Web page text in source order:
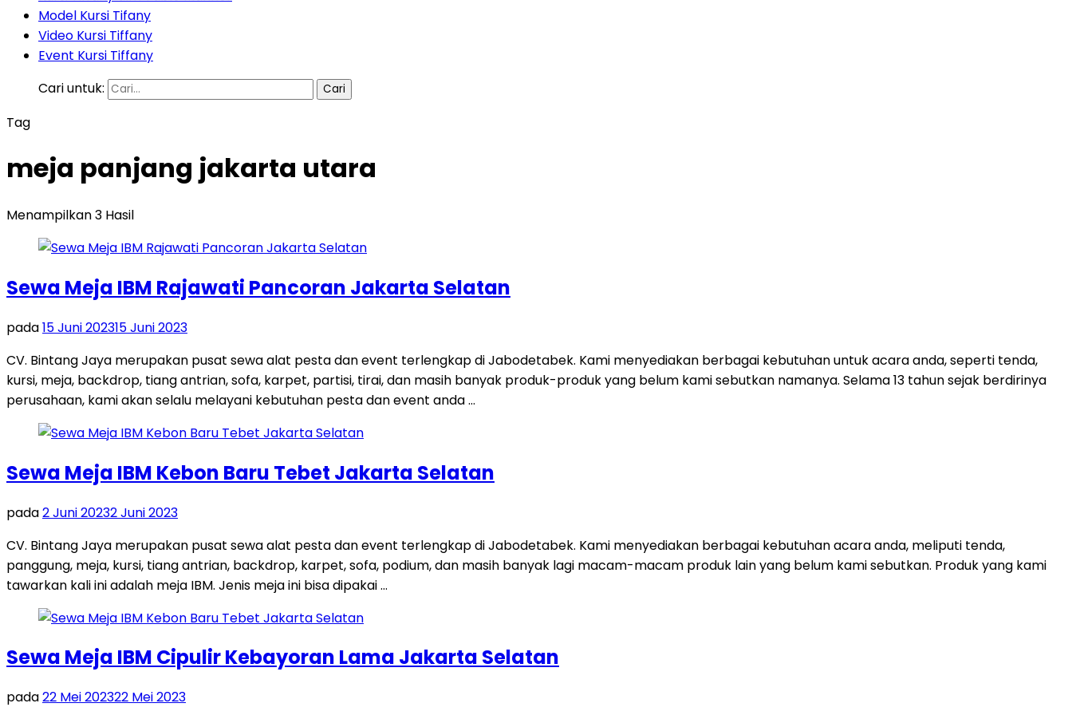
Model Kursi Tifany
Video Kursi Tiffany
Event Kursi Tiffany
Cari untuk:
Tag
meja panjang jakarta utara
Menampilkan 3 Hasil
Sewa Meja IBM Rajawati Pancoran Jakarta Selatan
pada15 Juni 202315 Juni 2023
CV. Bintang Jaya merupakan pusat sewa alat pesta dan event terlengkap di Jabodetabek. Kami menyediakan berbagai kebutuhan untuk acara anda, seperti tenda,
kursi, meja, backdrop, tiang antrian, sofa, karpet, partisi, tirai, dan masih banyak produk-produk yang belum kami sebutkan namanya. Selama 13 tahun sejak berdirinya
perusahaan, kami akan selalu melayani kebutuhan pesta dan event anda …
Sewa Meja IBM Kebon Baru Tebet Jakarta Selatan
pada2 Juni 20232 Juni 2023
CV. Bintang Jaya merupakan pusat sewa alat pesta dan event terlengkap di Jabodetabek. Kami menyediakan berbagai kebutuhan acara anda, meliputi tenda,
panggung, meja, kursi, tiang antrian, backdrop, karpet, sofa, podium, dan masih banyak lagi macam-macam produk lain yang belum kami sebutkan. Produk yang kami
tawarkan kali ini adalah meja IBM. Jenis meja ini bisa dipakai …
Sewa Meja IBM Cipulir Kebayoran Lama Jakarta Selatan
pada22 Mei 202322 Mei 2023